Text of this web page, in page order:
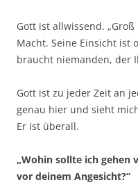
Gott ist allwissend.
Macht. Seine Einsicht ist
braucht niemanden, der
Gott ist zu jeder Zeit an
genau hier und sieht
Er ist überall.
„Wohin sollte ich gehen
vor deinem Angesicht?“